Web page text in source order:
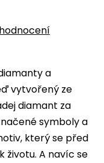
a
vytvořený ze
diamant za
symboly a
který se před
životu. A navíc se